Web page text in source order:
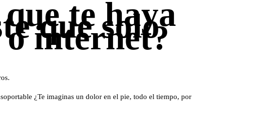
te haya
que solo
o internet?
¿Te imaginas un dolor en el pie, todo el tiempo, por